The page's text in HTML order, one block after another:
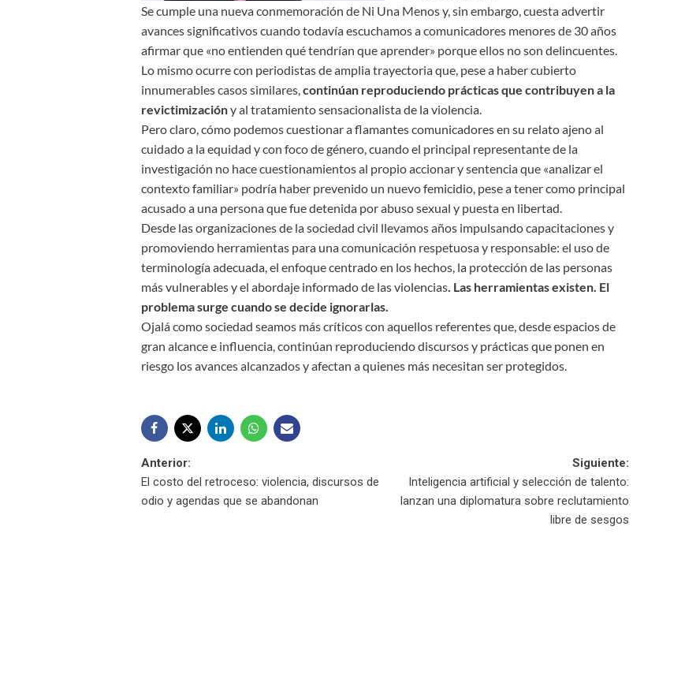
Se cumple una nueva conmemoración de Ni Una Menos y, sin embargo, cuesta advertir
avances significativos cuando todavía escuchamos a comunicadores menores de 30 años
afirmar que «no entienden qué tendrían que aprender» porque ellos no son delincuentes.
Lo mismo ocurre con periodistas de amplia trayectoria que, pese a haber cubierto
innumerables casos similares,continúan reproduciendo prácticas que contribuyen a la
revictimizacióny al tratamiento sensacionalista de la violencia.
Pero claro, cómo podemos cuestionar a flamantes comunicadores en su relato ajeno al
cuidado a la equidad y con foco de género, cuando el principal representante de la
investigación no hace cuestionamientos al propio accionar y sentencia que «analizar el
contexto familiar» podría haber prevenido un nuevo femicidio, pese a tener como principal
acusado a una persona que fue detenida por abuso sexual y puesta en libertad.
Desde las organizaciones de la sociedad civil llevamos años impulsando capacitaciones y
promoviendo herramientas para una comunicación respetuosa y responsable: el uso de
terminología adecuada, el enfoque centrado en los hechos, la protección de las personas
más vulnerables y el abordaje informado de las violencias. Las herramientas existen. El
problema surge cuando se decide ignorarlas.
Ojalá como sociedad seamos más críticos con aquellos referentes que, desde espacios de
gran alcance e influencia, continúan reproduciendo discursos y prácticas que ponen en
riesgo los avances alcanzados y afectan a quienes más necesitan ser protegidos.
Navegación
de
Anterior:
El costo del retroceso: violencia, discursos de
odio y agendas que se abandonan
Siguiente:
Inteligencia artificial y selección de talento:
lanzan una diplomatura sobre reclutamiento
libre de sesgos